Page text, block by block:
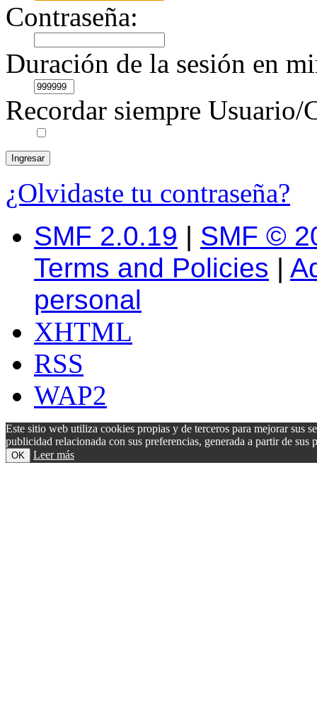
Contraseña:
Duración de la sesión en
Recordar siempre Usuario/
¿Olvidaste tu contraseña?
SMF 2.0.19 | SMF ©
Terms and Policies |
personal
XHTML
RSS
WAP2
Este sitio web utiliza cookies propias y de terceros para mejorar sus
publicidad relacionada con sus preferencias, generada a partir de
OK Leer más